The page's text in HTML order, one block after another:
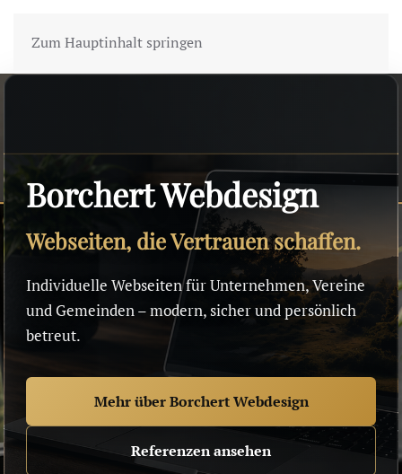
Zum Hauptinhalt springen
Borchert Webdesign
Webseiten, die Vertrauen schaffen.
Individuelle Webseiten für Unternehmen, Vereine
und Gemeinden – modern, sicher und persönlich
betreut.
Mehr über Borchert Webdesign
Referenzen ansehen